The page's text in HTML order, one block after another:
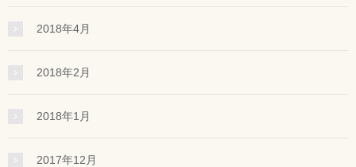
2018年4月
2018年2月
2018年1月
2017年12月